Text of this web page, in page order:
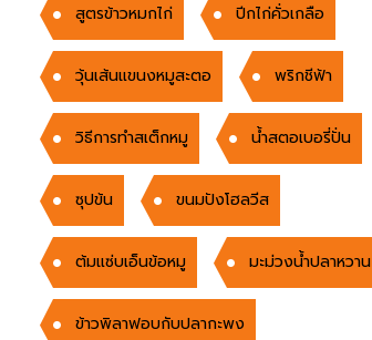
สูตรข้าวหมกไก่ ปีกไก่คั่วเกลือ
วุ้นเส้นแขนงหมูสะตอ พริกชีฟ้า
วิธีการทำสเต็กหมู น้ำสตอเบอรี่ปั่น
ซุปข้น ขนมปังโฮลวีส
ต้มแซ่บเอ็นข้อหมู มะม่วงน้ำปลาหวาน
ข้าวพิลาฟอบกับปลากะพง